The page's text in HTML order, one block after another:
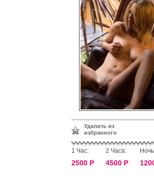
Удалить из
избранного
1 Час:
2500 Р
2 Часа:
4500 Р